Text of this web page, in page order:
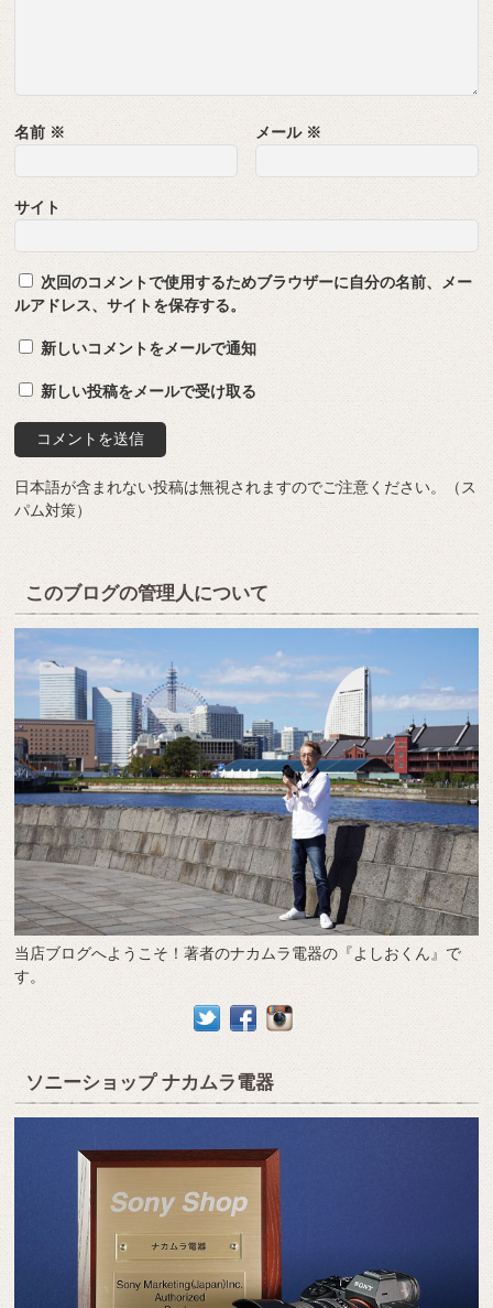
名前 ※ メール ※
サイト
次回のコメントで使用するためブラウザーに自分の名前、メー
ルアドレス、サイトを保存する。
新しいコメントをメールで通知
新しい投稿をメールで受け取る
日本語が含まれない投稿は無視されますのでご注意ください。（ス
パム対策）
このブログの管理人について
当店ブログへようこそ！著者のナカムラ電器の『よしおくん』で
す。
ソニーショップ ナカムラ電器